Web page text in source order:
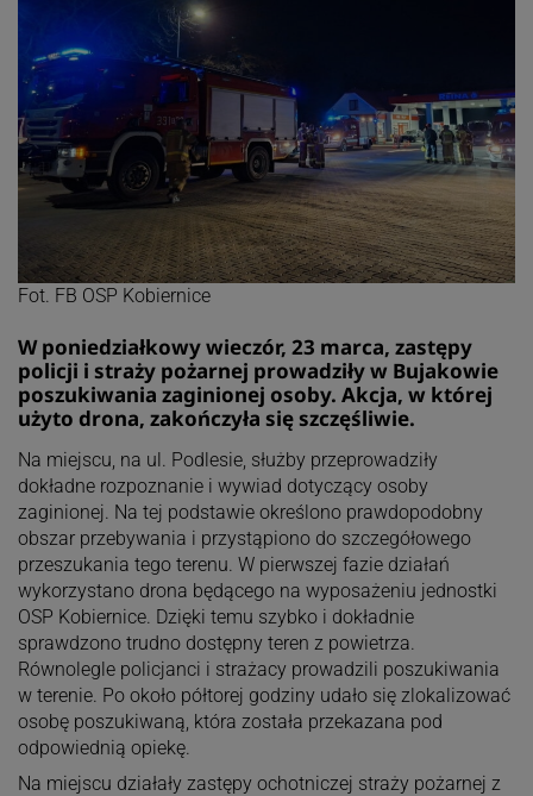
Fot. FB OSP Kobiernice
W poniedziałkowy wieczór, 23 marca, zastępy
policji i straży pożarnej prowadziły w Bujakowie
poszukiwania zaginionej osoby. Akcja, w której
użyto drona, zakończyła się szczęśliwie.
Na miejscu, na ul. Podlesie, służby przeprowadziły
dokładne rozpoznanie i wywiad dotyczący osoby
zaginionej. Na tej podstawie określono prawdopodobny
obszar przebywania i przystąpiono do szczegółowego
przeszukania tego terenu. W pierwszej fazie działań
wykorzystano drona będącego na wyposażeniu jednostki
OSP Kobiernice. Dzięki temu szybko i dokładnie
sprawdzono trudno dostępny teren z powietrza.
Równolegle policjanci i strażacy prowadzili poszukiwania
w terenie. Po około półtorej godziny udało się zlokalizować
osobę poszukiwaną, która została przekazana pod
odpowiednią opiekę.
Na miejscu działały zastępy ochotniczej straży pożarnej z